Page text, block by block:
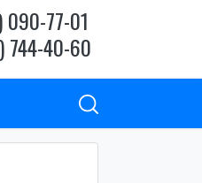
77-01
744-40-60